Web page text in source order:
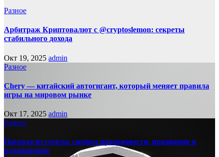
Разное
Арбитраж Криптовалют с @cryptoslemon: секреты
стабильного дохода
Окт 19, 2025 admin
Разное
Chery — китайский автогигант, который меняет правила
игры на мировом рынке
Окт 17, 2025 admin
Разное
Награда из стекла: символ прозрачности, признания и
вдохновения